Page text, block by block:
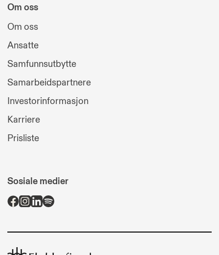
Om oss
Om oss
Ansatte
Samfunnsutbytte
Samarbeidspartnere
Investorinformasjon
Karriere
Prisliste
Sosiale medier